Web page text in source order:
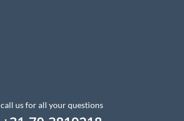
call us for all your questions